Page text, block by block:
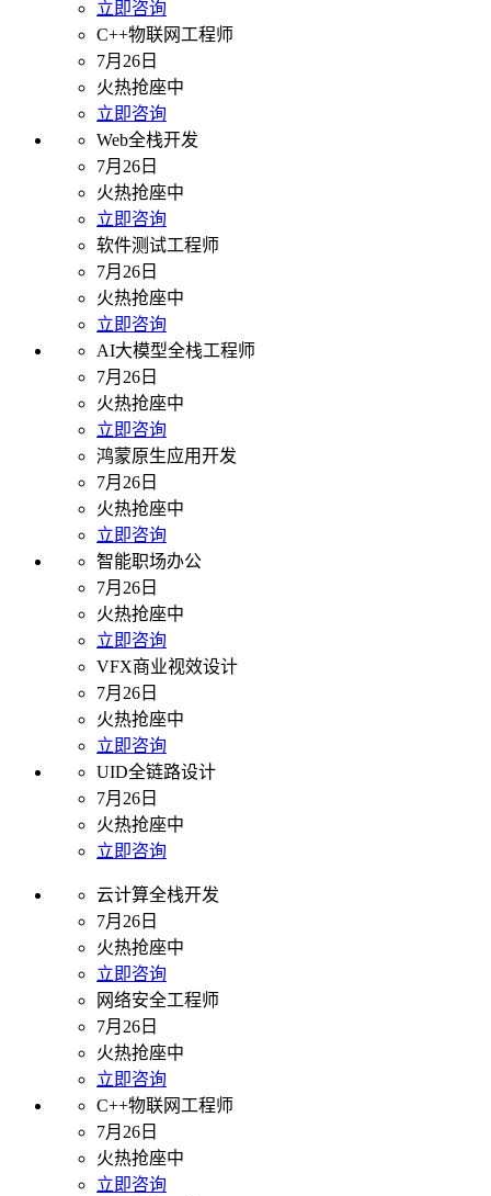
立即咨询
C++物联网工程师
7月26日
火热抢座中
立即咨询
Web全栈开发
7月26日
火热抢座中
立即咨询
软件测试工程师
7月26日
火热抢座中
立即咨询
AI大模型全栈工程师
7月26日
火热抢座中
立即咨询
鸿蒙原生应用开发
7月26日
火热抢座中
立即咨询
智能职场办公
7月26日
火热抢座中
立即咨询
VFX商业视效设计
7月26日
火热抢座中
立即咨询
UID全链路设计
7月26日
火热抢座中
立即咨询
云计算全栈开发
7月26日
火热抢座中
立即咨询
网络安全工程师
7月26日
火热抢座中
立即咨询
C++物联网工程师
7月26日
火热抢座中
立即咨询